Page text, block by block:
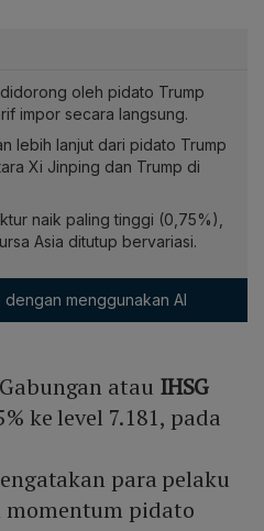
didorong oleh pidato Trump
impor secara langsung.
lebih lanjut dari pidato Trump
Xi Jinping dan Trump di
naik paling tinggi (0,75%),
Asia ditutup bervariasi.
menggunakan AI
atau IHSG
ke level 7.181, pada
para pelaku
momentum pidato